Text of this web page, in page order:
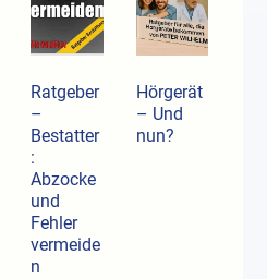
Ratgeber
–
Bestatter
:
Abzocke
und
Fehler
vermeide
n
Hörgerät
– Und
nun?